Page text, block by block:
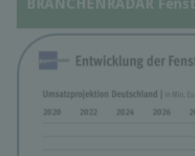
BRANCHENRADAR